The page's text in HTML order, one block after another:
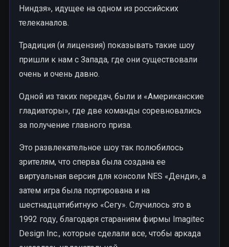
Ниндзя», идущее на одном из российских
телеканалов.
Традиция (и лицензия) показывать такие шоу
пришли к нам с Запада, где они существовали
очень и очень давно.
Одной из таких передач, были и «Американские
гладиаторы», где две команды соревновались
за получение главного приза.
Это развлекательное шоу так полюбилось
зрителям, что сперва была создана ее
виртуальная версия для консоли NES «Денди», а
затем игра была портирована и на
шестнадцатибитную «Сегу». Случилось это в
1992 году, благодаря стараниям фирмы Imagitec
Design Inc., которые сделали все, чтобы аркада